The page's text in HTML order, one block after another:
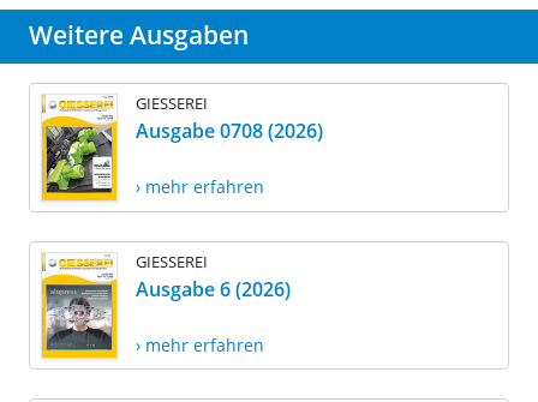
Weitere Ausgaben
GIESSEREI
Ausgabe 0708 (2026)
› mehr erfahren
GIESSEREI
Ausgabe 6 (2026)
› mehr erfahren